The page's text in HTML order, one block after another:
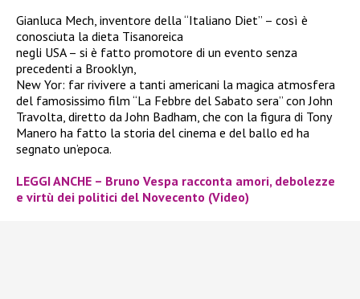
Gianluca Mech, inventore della “Italiano Diet” – così è
conosciuta la dieta Tisanoreica
negli USA – si è fatto promotore di un evento senza
precedenti a Brooklyn,
New Yor: far rivivere a tanti americani la magica atmosfera
del famosissimo film “La Febbre del Sabato sera” con John
Travolta, diretto da John Badham, che con la figura di Tony
Manero ha fatto la storia del cinema e del ballo ed ha
segnato un’epoca.
LEGGI ANCHE – Bruno Vespa racconta amori, debolezze
e virtù dei politici del Novecento (Video)